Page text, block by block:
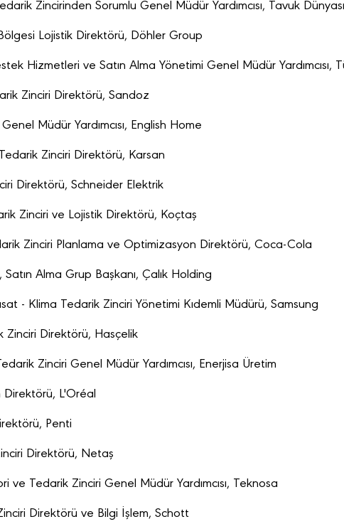
Zincirinden Sorumlu Genel Müdür Yardımcısı, Tavuk Dünyası
Lojistik Direktörü, Döhler Group
Hizmetleri ve Satın Alma Yönetimi Genel Müdür Yardımcısı,
Zinciri Direktörü, Sandoz
Müdür Yardımcısı, English Home
Zinciri Direktörü, Karsan
Direktörü, Schneider Elektrik
Zinciri ve Lojistik Direktörü, Koçtaş
Zinciri Planlama ve Optimizasyon Direktörü, Coca-Cola
Alma Grup Başkanı, Çalık Holding
- Klima Tedarik Zinciri Yönetimi Kıdemli Müdürü, Samsung
Zinciri Direktörü, Hasçelik
Zinciri Genel Müdür Yardımcısı, Enerjisa Üretim
L'Oréal
Penti
Direktörü, Netaş
ve Tedarik Zinciri Genel Müdür Yardımcısı, Teknosa
Direktörü ve Bilgi İşlem, Schott